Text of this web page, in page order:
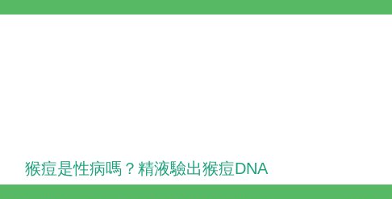
猴痘是性病嗎？精液驗出猴痘DNA